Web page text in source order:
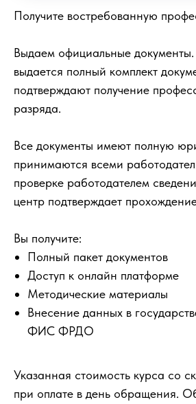
Получите востребованную
Выдаем официальные
выдается полный комплект
подтверждают получение
разряда.
Все документы имеют полную
принимаются всеми
проверке работодателем
центр подтверждает
Вы получите:
Полный пакет документов
Доступ к онлайн платформе
Методические материалы
Внесение данных в
ФИС ФРДО
Указанная стоимость курса со
при оплате в день обращения.